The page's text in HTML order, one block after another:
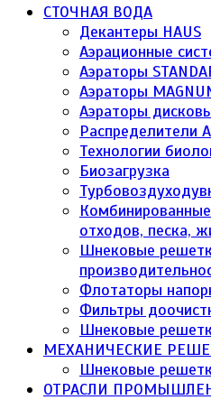
СТОЧНАЯ ВОДА
Декантеры HAUS
Аэрационные
Аэраторы
Аэраторы
Аэраторы
Распределители
Технологии
Биозагрузка
отходов, песка,
Шнековые
Флотаторы
Фильтры
Шнековые
МЕХАНИЧЕСКИЕ
Шнековые
ОТРАСЛИ